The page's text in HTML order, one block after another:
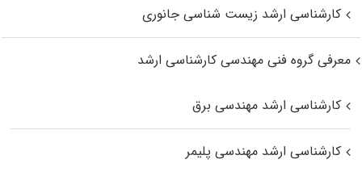
کارشناسی ارشد زیست‌ شناسی جانوری
معرفی گروه فنی مهندسی کارشناسی ارشد
کارشناسی ارشد مهندسی برق
کارشناسی ارشد مهندسی پلیمر